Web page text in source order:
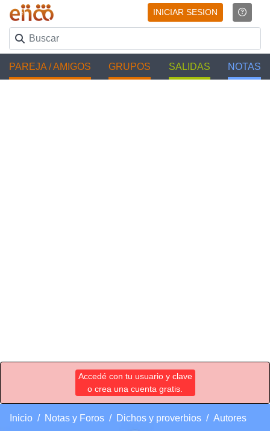
INICIAR SESION
PAREJA / AMIGOS GRUPOS SALIDAS NOTAS
Accedé con tu usuario y clave
o crea una cuenta gratis.
Inicio Notas y Foros Dichos y proverbios Autores